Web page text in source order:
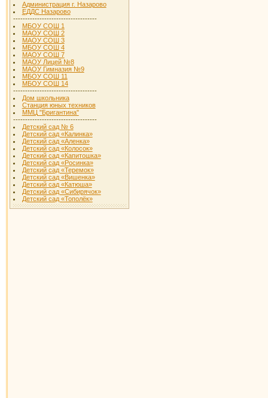
Администрация г. Назарово
ЕДДС Назарово
-----------------------------------
МБОУ СОШ 1
МАОУ СОШ 2
МАОУ СОШ 3
МБОУ СОШ 4
МАОУ СОШ 7
МАОУ Лицей №8
МАОУ Гимназия №9
МБОУ СОШ 11
МБОУ СОШ 14
-----------------------------------
Дом школьника
Станция юных техников
ММЦ "Бригантина"
-----------------------------------
Детский сад № 6
Детский сад «Калинка»
Детский сад «Аленка»
Детский сад «Колосок»
Детский сад «Капитошка»
Детский сад «Росинка»
Детский сад «Теремок»
Детский сад «Вишенка»
Детский сад «Катюша»
Детский сад «Сибирячок»
Детский сад «Тополёк»